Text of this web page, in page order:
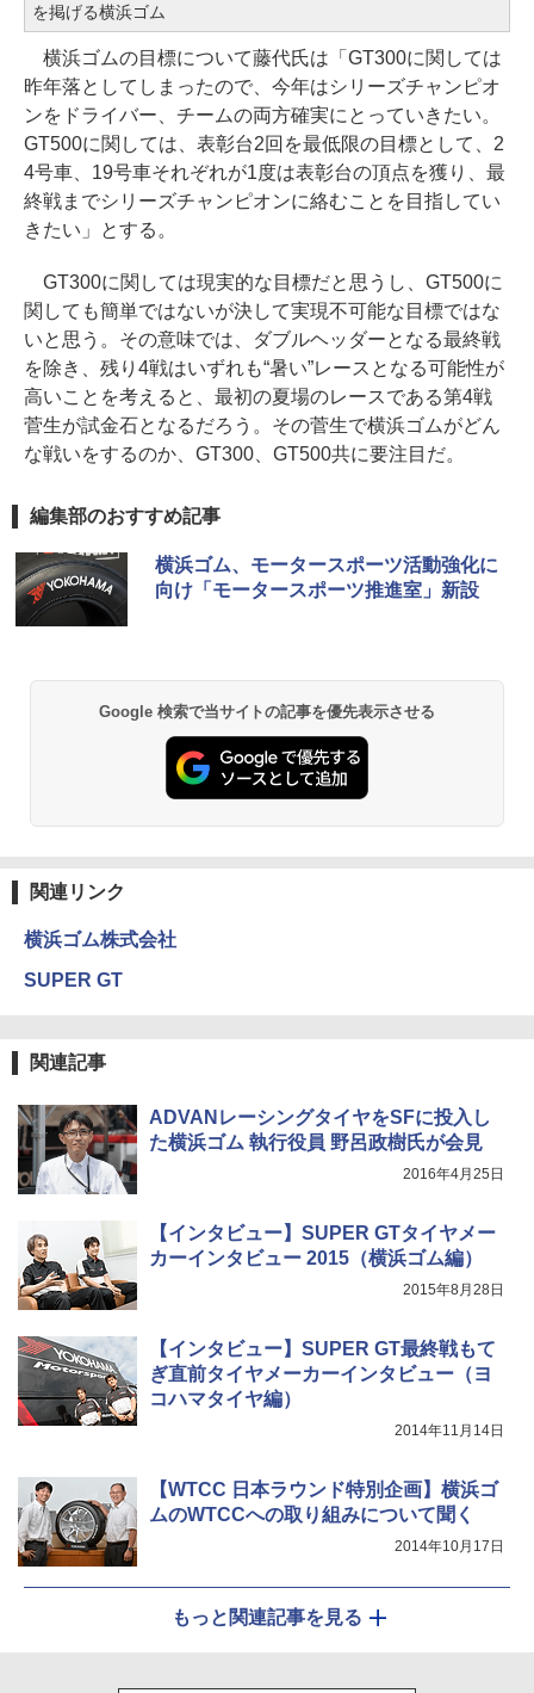
を掲げる横浜ゴム
横浜ゴムの目標について藤代氏は「GT300に関しては
昨年落としてしまったので、今年はシリーズチャンピオ
ンをドライバー、チームの両方確実にとっていきたい。
GT500に関しては、表彰台2回を最低限の目標として、2
4号車、19号車それぞれが1度は表彰台の頂点を獲り、最
終戦までシリーズチャンピオンに絡むことを目指してい
きたい」とする。
GT300に関しては現実的な目標だと思うし、GT500に
関しても簡単ではないが決して実現不可能な目標ではな
いと思う。その意味では、ダブルヘッダーとなる最終戦
を除き、残り4戦はいずれも“暑い”レースとなる可能性が
高いことを考えると、最初の夏場のレースである第4戦
菅生が試金石となるだろう。その菅生で横浜ゴムがどん
な戦いをするのか、GT300、GT500共に要注目だ。
編集部のおすすめ記事
横浜ゴム、モータースポーツ活動強化に
向け「モータースポーツ推進室」新設
Google 検索で当サイトの記事を優先表示させる
関連リンク
横浜ゴム株式会社
SUPER GT
関連記事
ADVANレーシングタイヤをSFに投入し
た横浜ゴム 執行役員 野呂政樹氏が会見
2016年4月25日
【インタビュー】SUPER GTタイヤメー
カーインタビュー 2015（横浜ゴム編）
2015年8月28日
【インタビュー】SUPER GT最終戦もて
ぎ直前タイヤメーカーインタビュー（ヨ
コハマタイヤ編）
2014年11月14日
【WTCC 日本ラウンド特別企画】横浜ゴ
ムのWTCCへの取り組みについて聞く
2014年10月17日
もっと関連記事を見る